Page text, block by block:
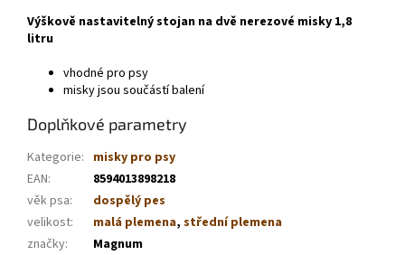
Výškově nastavitelný stojan na dvě nerezové misky 1,8
litru
vhodné pro psy
misky jsou součástí balení
Doplňkové parametry
Kategorie: misky pro psy
EAN:
8594013898218
věk psa:
dospělý pes
velikost: malá plemena, střední plemena
značky: Magnum